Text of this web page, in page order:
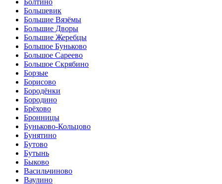
Болтино
Большевик
Большие Вязёмы
Большие Дворы
Большие Жеребцы
Большое Буньково
Большое Сареево
Большое Скрябино
Борзые
Борисово
Бородёнки
Бородино
Брёхово
Бронницы
Буньково-Кольцово
Бунятино
Бутово
Бутынь
Быково
Васильчиново
Ваулино